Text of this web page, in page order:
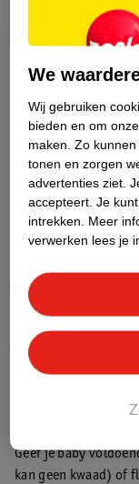
week. Het begint
dagen wordt die
Mag je kind
ziekte?
Je vraagt je
kinderopvang mag
Zolang je kind nog
goed idee. Voelt hij
haar gewoon weer
Handige tips
Je wilt natuurlijk dat
ook niets anders op
vast snel weer op.
Tip 1: Zorg dat je
Geef je baby
kan geen kwaad) of
We
Wij gebruiken
bieden en om
maken. Zo
tonen en zorgen
advertenties ziet.
accepteert. Je
intrekken.
Meer
verwerken lees je